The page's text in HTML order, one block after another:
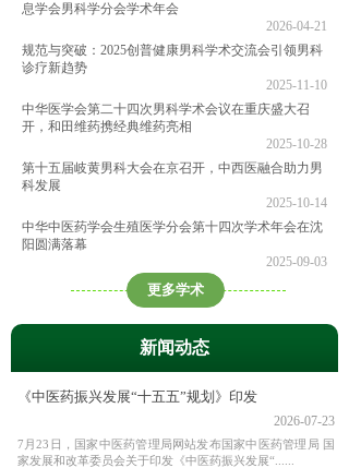
更多学术
息学会男科学分会学术年会
2026-04-21
规范与突破：2025创普健康男科学术交流会引领男科
诊疗新趋势
2025-11-10
中华医学会第二十四次男科学术会议在重庆盛大召
开，和田维药携经典维药亮相
2025-10-28
第十五届岐黄男科大会在京召开，中西医融合助力男
科发展
2025-10-14
中华中医药学会生殖医学分会第十四次学术年会在沈
阳圆满落幕
2025-09-03
新闻动态
《中医药振兴发展“十五五”规划》印发
2026-07-23
7月23日，国家中医药管理局网站发布国家中医药管理局 国
家发展和改革委员会关于印发《中医药振兴发展“......